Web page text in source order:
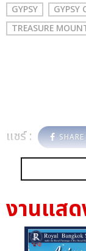
GYPSY GYPSY
TREASURE
แชร์ : SHARE
งานแส